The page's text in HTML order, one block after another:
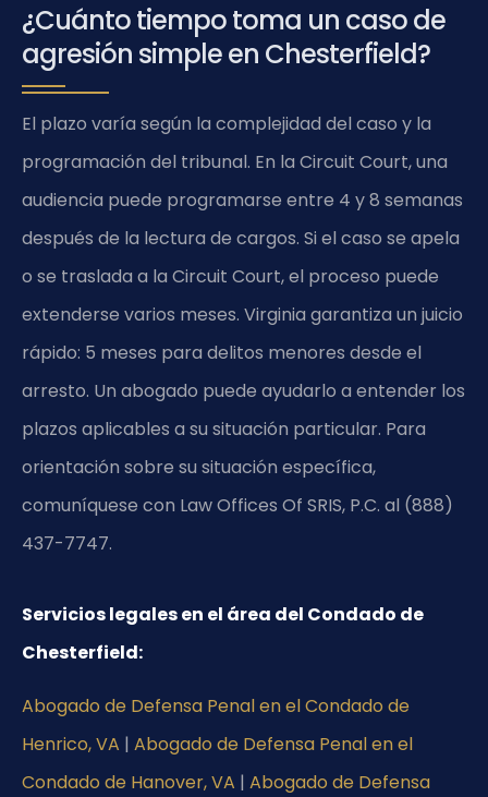
¿Cuánto tiempo toma un caso de
agresión simple en Chesterfield?
El plazo varía según la complejidad del caso y la
programación del tribunal. En la Circuit Court, una
audiencia puede programarse entre 4 y 8 semanas
después de la lectura de cargos. Si el caso se apela
o se traslada a la Circuit Court, el proceso puede
extenderse varios meses. Virginia garantiza un juicio
rápido: 5 meses para delitos menores desde el
arresto. Un abogado puede ayudarlo a entender los
plazos aplicables a su situación particular. Para
orientación sobre su situación específica,
comuníquese con Law Offices Of SRIS, P.C. al (888)
437-7747.
Servicios legales en el área del Condado de
Chesterfield:
Abogado de Defensa Penal en el Condado de
Henrico, VA | Abogado de Defensa Penal en el
Condado de Hanover, VA | Abogado de Defensa